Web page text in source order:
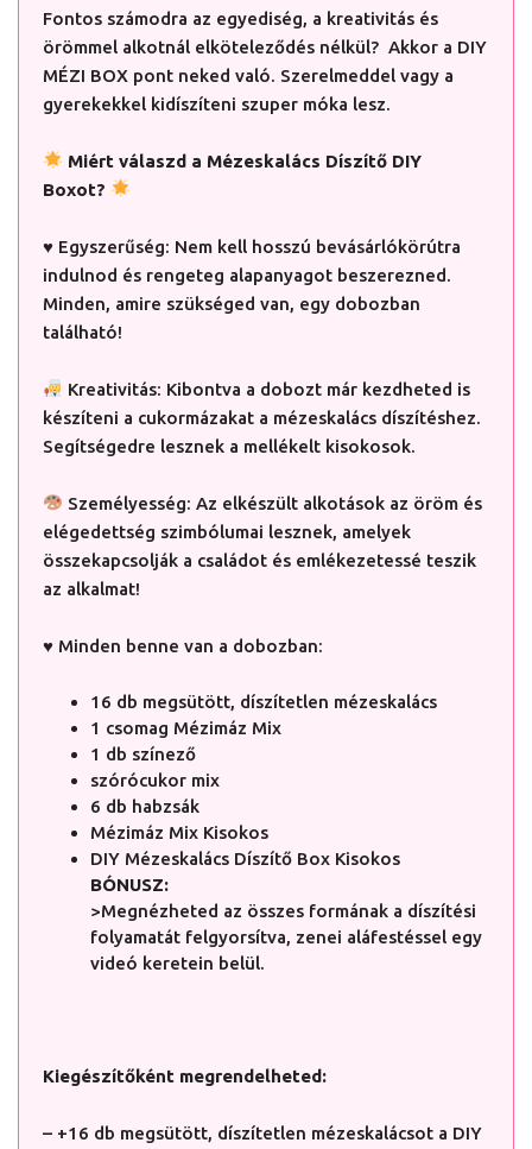
Fontos számodra az egyediség, a kreativitás és
örömmel alkotnál elköteleződés nélkül? Akkor a DIY
MÉZI BOX pont neked való. Szerelmeddel vagy a
gyerekekkel kidíszíteni szuper móka lesz.
Miért válaszd a Mézeskalács Díszítő DIY
Boxot?
♥ Egyszerűség: Nem kell hosszú bevásárlókörútra
indulnod és rengeteg alapanyagot beszerezned.
Minden, amire szükséged van, egy dobozban
található!
Kreativitás: Kibontva a dobozt már kezdheted is
készíteni a cukormázakat a mézeskalács díszítéshez.
Segítségedre lesznek a mellékelt kisokosok.
Személyesség: Az elkészült alkotások az öröm és
elégedettség szimbólumai lesznek, amelyek
összekapcsolják a családot és emlékezetessé teszik
az alkalmat!
♥ Minden benne van a dobozban:
16 db megsütött, díszítetlen mézeskalács
1 csomag Mézimáz Mix
1 db színező
szórócukor mix
6 db habzsák
Mézimáz Mix Kisokos
DIY Mézeskalács Díszítő Box Kisokos
BÓNUSZ:
>Megnézheted az összes formának a díszítési
folyamatát felgyorsítva, zenei aláfestéssel egy
videó keretein belül.
Kiegészítőként megrendelheted:
– +16 db megsütött, díszítetlen mézeskalácsot a DIY